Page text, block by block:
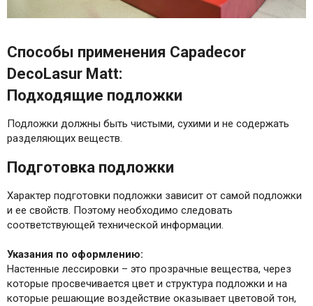
Способы применения Capadecor
DecoLasur Matt:
Подходящие подложки
Подложки должны быть чистыми, сухими и не содержать
разделяющих веществ.
Подготовка подложки
Характер подготовки подложки зависит от самой подложки
и ее свойств. Поэтому необходимо следовать
соответствующей технической информации.
Указания по оформлению:
Настенные лессировки – это прозрачные вещества, через
которые просвечивается цвет и структура подложки и на
которые решающие воздействие оказывает цветовой тон,